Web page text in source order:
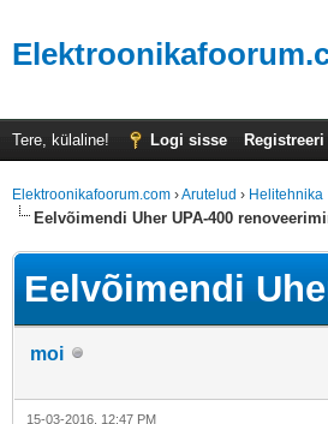
Tere, külaline! Logi sisse Registreeri
Elektroonikafoorum.com ›Arutelud › Helitehnika
Eelvõimendi Uher UPA-400
Eelvõimendi
moi
15-03-2016, 12:47 PM